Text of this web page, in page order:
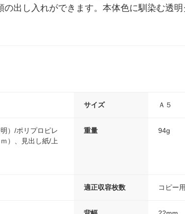
出し入れができます。本体色に馴染む透
サイズ Ａ５
）/ポリプロピレ
）、見出し紙/上
重量 94g
適正収容枚数 コピー